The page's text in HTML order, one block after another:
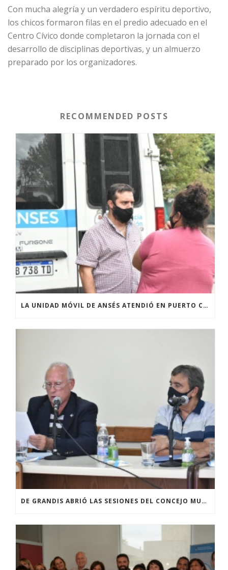
Con mucha alegría y un verdadero espíritu deportivo,
los chicos formaron filas en el predio adecuado en el
Centro Cívico donde completaron la jornada con el
desarrollo de disciplinas deportivas, y un almuerzo
preparado por los organizadores.
RECOMMENDED POSTS
LA UNIDAD MÓVIL DE ANSÉS ATENDIÓ EN PUERTO CON UNA GRAN CONCURRENCIA DE VECINOS
DE GRANDIS ABRIÓ LAS SESIONES DEL CONCEJO MUNICIPAL CON EL EJE PUESTO EN LAS POLÍTICAS DE SALUD, AYUDA SOCIAL Y OBRAS PÚBLICAS EN EL AÑO DE LA PANDEMIA DE COVID-19